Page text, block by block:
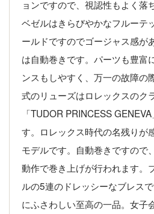
ョンですので、視認性もよく落
ベゼルはきらびやかなフルーテ
ールドですのでゴージャス感が
は自動巻きです。パーツも豊富
ンスもしやすく、万一の故障の
式のリューズはロレックスのク
「TUDOR PRINCESS
す。ロレックス時代の名残りが
モデルです。自動巻きですので
動作で巻き上げが行われます。
ルの5連のドレッシーなブレス
にふさわしい至高の一品。女子